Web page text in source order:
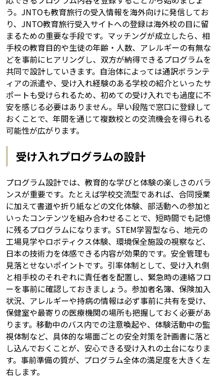
う。JNTOも教育旅行の受入情報を海外向けに発信してお
り、JNTO教育旅行受入サイトへの登録は海外校の目に留
まるための重要な手段です。マッチングが成立したら、相
手校の教育目的や生徒の年齢・人数、アレルギーの有無な
どを事前にヒアリングし、双方が納得できるプログラムを
共同で設計していきます。自治体によっては通訳ボランテ
ィアの派遣や、受け入れ経験のある学校の紹介といったサ
ポートも受けられるため、初めての受け入れでも過度に不
安を感じる必要はありません。早い段階で窓口に登録して
おくことで、年間を通じて複数校との交流機会を得られる
可能性が広がります。
受け入れプログラムの設計
プログラム設計では、教育的な学びと体験の楽しさのバラ
ンスが重要です。たとえば学校交流型であれば、合同授業
に加えて書道や折り紙などの文化体験、部活動への参加と
いったコンテンツを組み合わせることで、短時間でも記憶
に残るプログラムになります。STEM学習型なら、地元の
工場見学やロボティクス体験、環境保全施設の視察など、
日本の技術力を体感できる内容が効果的です。安全管理も
見落とせないポイントです。引率体制として、受け入れ側
と相手校のそれぞれに責任者を配置し、緊急時の連絡フロ
ーを事前に確認しておきましょう。参加者名簿、保険加入
状況、アレルギーや持病の情報は必ず事前に共有を受け、
保健室や最寄りの医療機関の場所も把握しておく必要があ
ります。移動中のバス内での注意喚起や、体験活動中の監
視体制など、具体的な場面ごとの安全対策を計画書に落と
し込んでおくことが、安心できる受け入れの土台になりま
す。事前準備の質が、プログラム全体の満足度を大きく左
右します。